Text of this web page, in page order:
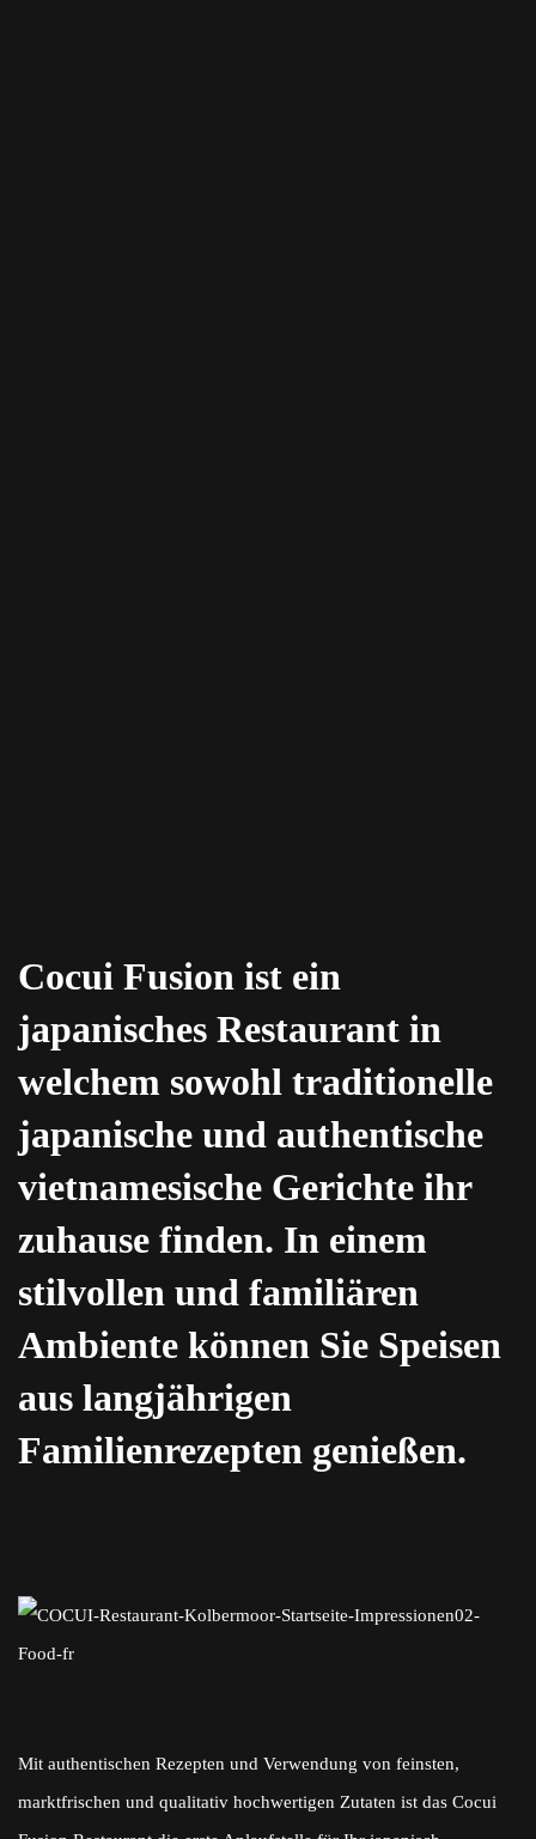
Cocui Fusion ist ein
japanisches Restaurant in
welchem sowohl traditionelle
japanische und authentische
vietnamesische Gerichte ihr
zuhause finden. In einem
stilvollen und familiären
Ambiente können Sie Speisen
aus langjährigen
Familienrezepten genießen.
Mit authentischen Rezepten und Verwendung von feinsten,
marktfrischen und qualitativ hochwertigen Zutaten ist das Cocui